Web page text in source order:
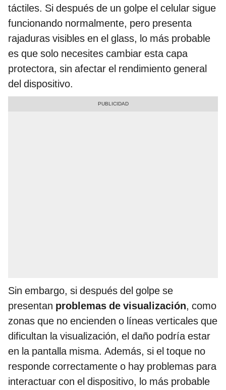
táctiles. Si después de un golpe el celular sigue
funcionando normalmente, pero presenta
rajaduras visibles en el glass, lo más probable
es que solo necesites cambiar esta capa
protectora, sin afectar el rendimiento general
del dispositivo.
Sin embargo, si después del golpe se
presentan problemas de visualización, como
zonas que no encienden o líneas verticales que
dificultan la visualización, el daño podría estar
en la pantalla misma. Además, si el toque no
responde correctamente o hay problemas para
interactuar con el dispositivo, lo más probable